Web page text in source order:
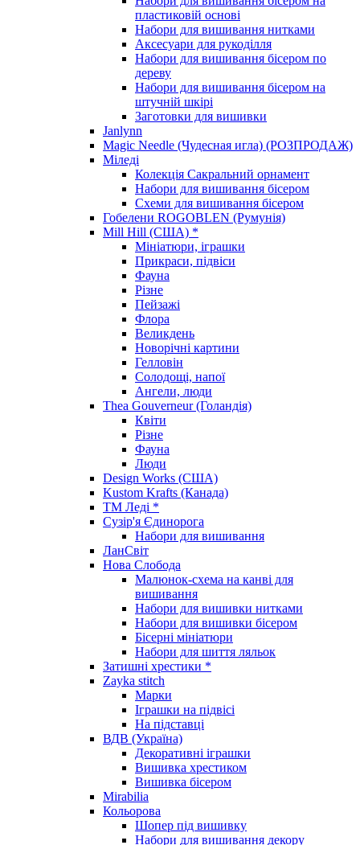
пластиковій основі
Набори для вишивання нитками
Аксесуари для рукоділля
Набори для вишивання бісером по
дереву
Набори для вишивання бісером на
штучній шкірі
Заготовки для вишивки
Janlynn
Magic Needle (Чудесная игла) (РОЗПРОДАЖ)
Міледі
Колекція Сакральний орнамент
Набори для вишивання бісером
Схеми для вишивання бісером
Гобелени ROGOBLEN (Румунія)
Mill Hill (США) *
Мініатюри, іграшки
Прикраси, підвіси
Фауна
Різне
Пейзажі
Флора
Великдень
Новорічні картини
Гелловін
Солодощі, напої
Ангели, люди
Thea Gouverneur (Голандія)
Квіти
Різне
Фауна
Люди
Design Works (США)
Kustom Krafts (Канада)
ТМ Леді *
Сузір'я Єдинорога
Набори для вишивання
ЛанСвіт
Нова Слобода
Малюнок-схема на канві для
вишивання
Набори для вишивки нитками
Набори для вишивки бісером
Бісерні мініатюри
Набори для шиття ляльок
Затишні хрестики *
Zayka stitch
Марки
Іграшки на підвісі
На підставці
ВДВ (Україна)
Декоративні іграшки
Вишивка хрестиком
Вишивка бісером
Mirabilia
Кольорова
Шопер під вишивку
Набори для вишивання декору